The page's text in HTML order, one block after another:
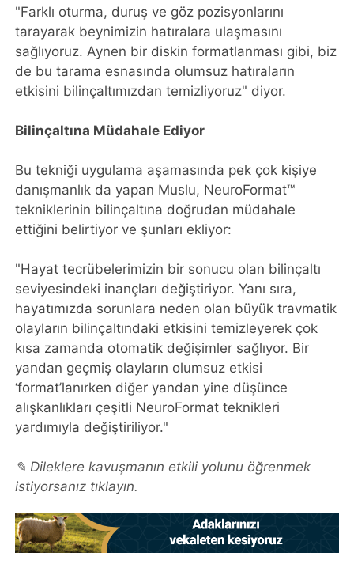
"Farklı oturma, duruş ve göz pozisyonlarını
tarayarak beynimizin hatıralara ulaşmasını
sağlıyoruz. Aynen bir diskin formatlanması gibi, biz
de bu tarama esnasında olumsuz hatıraların
etkisini bilinçaltımızdan temizliyoruz" diyor.
Bilinçaltına Müdahale Ediyor
Bu tekniği uygulama aşamasında pek çok kişiye
danışmanlık da yapan Muslu, NeuroFormat™
tekniklerinin bilinçaltına doğrudan müdahale
ettiğini belirtiyor ve şunları ekliyor:
"Hayat tecrübelerimizin bir sonucu olan bilinçaltı
seviyesindeki inançları değiştiriyor. Yanı sıra,
hayatımızda sorunlara neden olan büyük travmatik
olayların bilinçaltındaki etkisini temizleyerek çok
kısa zamanda otomatik değişimler sağlıyor. Bir
yandan geçmiş olayların olumsuz etkisi
‘format’lanırken diğer yandan yine düşünce
alışkanlıkları çeşitli NeuroFormat teknikleri
yardımıyla değiştiriliyor."
✎ Dileklere kavuşmanın etkili yolunu öğrenmek
istiyorsanız tıklayın.